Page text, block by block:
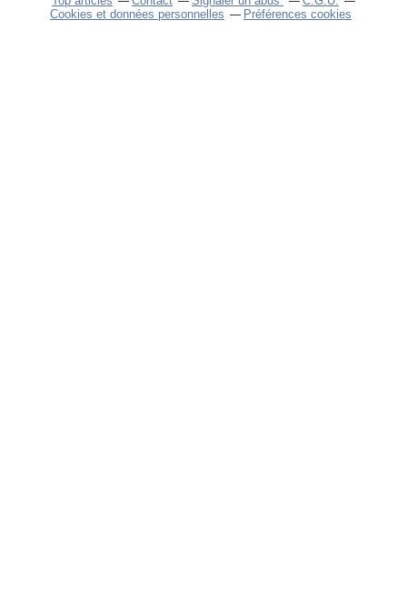
Cookies et données personnelles
Préférences cookies